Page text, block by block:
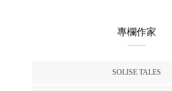
專欄作家
SOLISE TALES